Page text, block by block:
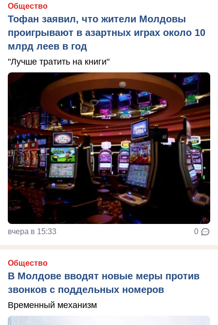
Общество
Тофан заявил, что жители Молдовы
проигрывают в азартных играх около 10
млрд леев в год
"Лучше тратить на книги"
вчера в 15:33 0
Общество
В Молдове вводят новые меры против
звонков с поддельных номеров
Временный механизм